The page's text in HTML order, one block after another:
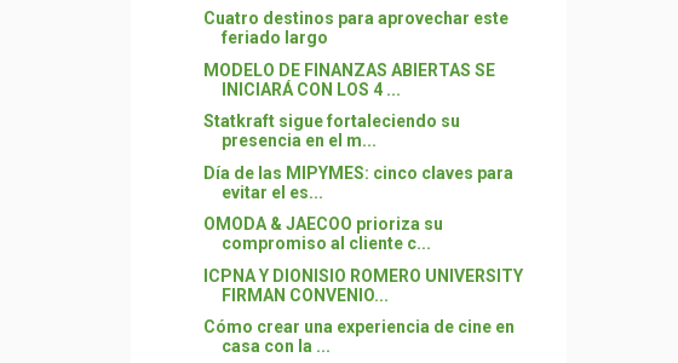
Cuatro destinos para aprovechar este
feriado largo
MODELO DE FINANZAS ABIERTAS SE
INICIARÁ CON LOS 4 ...
Statkraft sigue fortaleciendo su
presencia en el m...
Día de las MIPYMES: cinco claves para
evitar el es...
OMODA & JAECOO prioriza su
compromiso al cliente c...
ICPNA Y DIONISIO ROMERO UNIVERSITY
FIRMAN CONVENIO...
Cómo crear una experiencia de cine en
casa con la ...